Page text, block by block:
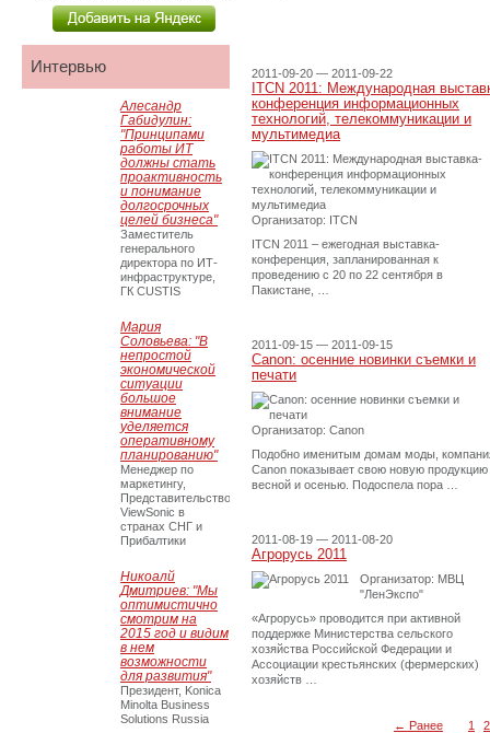
2011-09-20 — 2011-09-22
ITCN 2011: Международная
конференция информационных
технологий, телекоммуникации и
мультимедиа
Организатор: ITCN
ITCN 2011 – ежегодная выставка-
конференция, запланированная к
проведению с 20 по 22 сентября в
Пакистане, …
2011-09-15 — 2011-09-15
Canon: осенние новинки съемки и
печати
Организатор: Canon
Подобно именитым домам моды,
Canon показывает свою новую продукцию
весной и осенью. Подоспела пора …
2011-08-19 — 2011-08-20
Агрорусь 2011
Организатор: МВЦ
"ЛенЭкспо"
«Агрорусь» проводится при активной
поддержке Министерства сельского
хозяйства Российской Федерации и
Ассоциации крестьянских (фермерских)
хозяйств …
← Ранее 1 2
Интервью
Алесандр
Габидулин:
"Принципами
работы ИТ
должны стать
проактивность
и понимание
долгосрочных
целей бизнеса"
Заместитель
генерального
директора по ИТ-
инфраструктуре,
ГК CUSTIS
Мария
Соловьева: "В
непростой
экономической
ситуации
большое
внимание
уделяется
оперативному
планированию"
Менеджер по
маркетингу,
Представительство
ViewSonic в
странах СНГ и
Прибалтики
Никоалй
Дмитриев: "Мы
оптимистично
смотрим на
2015 год и видим
в нем
возможности
для развития"
Президент, Konica
Minolta Business
Solutions Russia